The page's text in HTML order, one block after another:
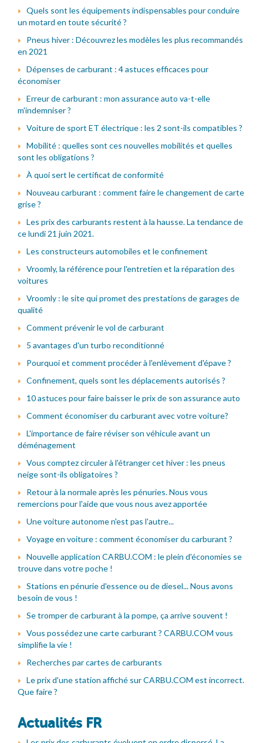
Quels sont les équipements indispensables pour conduire
un motard en toute sécurité ?
Pneus hiver : Découvrez les modèles les plus recommandés
en 2021
Dépenses de carburant : 4 astuces efficaces pour
économiser
Erreur de carburant : mon assurance auto va-t-elle
m'indemniser ?
Voiture de sport ET électrique : les 2 sont-ils compatibles ?
Mobilité : quelles sont ces nouvelles mobilités et quelles
sont les obligations ?
À quoi sert le certificat de conformité
Nouveau carburant : comment faire le changement de carte
grise ?
Les prix des carburants restent à la hausse. La tendance de
ce lundi 21 juin 2021.
Les constructeurs automobiles et le confinement
Vroomly, la référence pour l'entretien et la réparation des
voitures
Vroomly : le site qui promet des prestations de garages de
qualité
Comment prévenir le vol de carburant
5 avantages d'un turbo reconditionné
Pourquoi et comment procéder à l'enlèvement d'épave ?
Confinement, quels sont les déplacements autorisés ?
10 astuces pour faire baisser le prix de son assurance auto
Comment économiser du carburant avec votre voiture?
L'importance de faire réviser son véhicule avant un
déménagement
Vous comptez circuler à l'étranger cet hiver : les pneus
neige sont-ils obligatoires ?
Retour à la normale après les pénuries. Nous vous
remercions pour l'aide que vous nous avez apportée
Une voiture autonome n'est pas l'autre...
Voyage en voiture : comment économiser du carburant ?
Nouvelle application CARBU.COM : le plein d'économies se
trouve dans votre poche !
Stations en pénurie d'essence ou de diesel... Nous avons
besoin de vous !
Se tromper de carburant à la pompe, ça arrive souvent !
Vous possédez une carte carburant ? CARBU.COM vous
simplifie la vie !
Recherches par cartes de carburants
Le prix d'une station affiché sur CARBU.COM est incorrect.
Que faire ?
Actualités FR